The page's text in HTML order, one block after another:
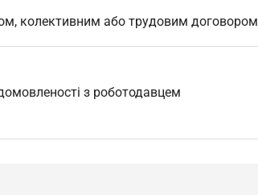
колективним або трудовим договором
з роботодавцем